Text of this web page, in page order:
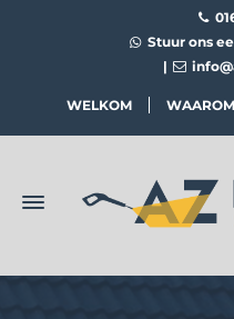
Stuur ons
|
WELKOM